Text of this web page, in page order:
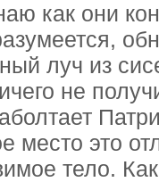
как они
луч из
не
место это
тело.